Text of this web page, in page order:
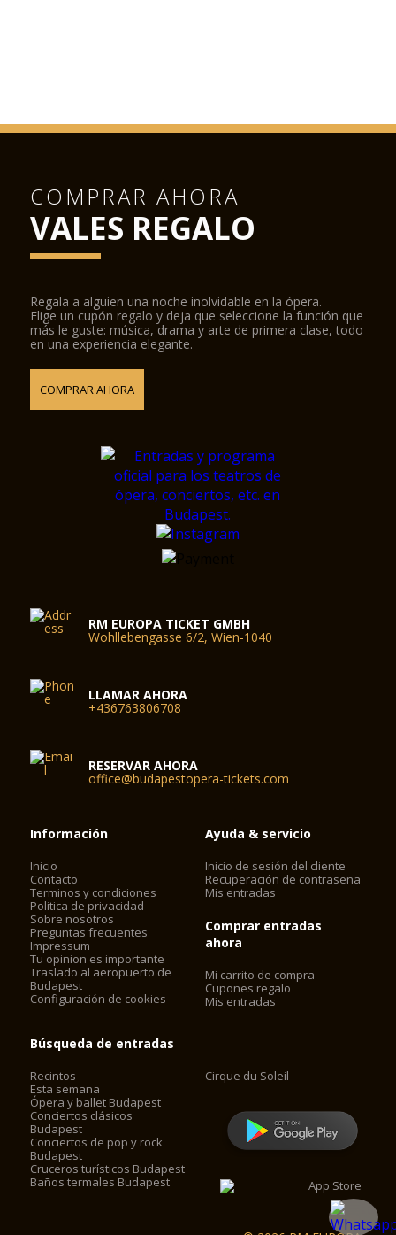
COMPRAR AHORA
VALES REGALO
Regala a alguien una noche inolvidable en la ópera.
Elige un cupón regalo y deja que seleccione la función que
más le guste: música, drama y arte de primera clase, todo
en una experiencia elegante.
COMPRAR AHORA
RM EUROPA TICKET GMBH
Wohllebengasse 6/2, Wien-1040
LLAMAR AHORA
+436763806708
RESERVAR AHORA
office@budapestopera-tickets.com
Información
Inicio
Contacto
Terminos y condiciones
Politica de privacidad
Sobre nosotros
Preguntas frecuentes
Impressum
Tu opinion es importante
Traslado al aeropuerto de
Budapest
Configuración de cookies
Ayuda & servicio
Inicio de sesión del cliente
Recuperación de contraseña
Mis entradas
Comprar entradas
ahora
Mi carrito de compra
Cupones regalo
Mis entradas
Búsqueda de entradas
Recintos
Esta semana
Ópera y ballet Budapest
Conciertos clásicos
Budapest
Conciertos de pop y rock
Budapest
Cruceros turísticos Budapest
Baños termales Budapest
Cirque du Soleil